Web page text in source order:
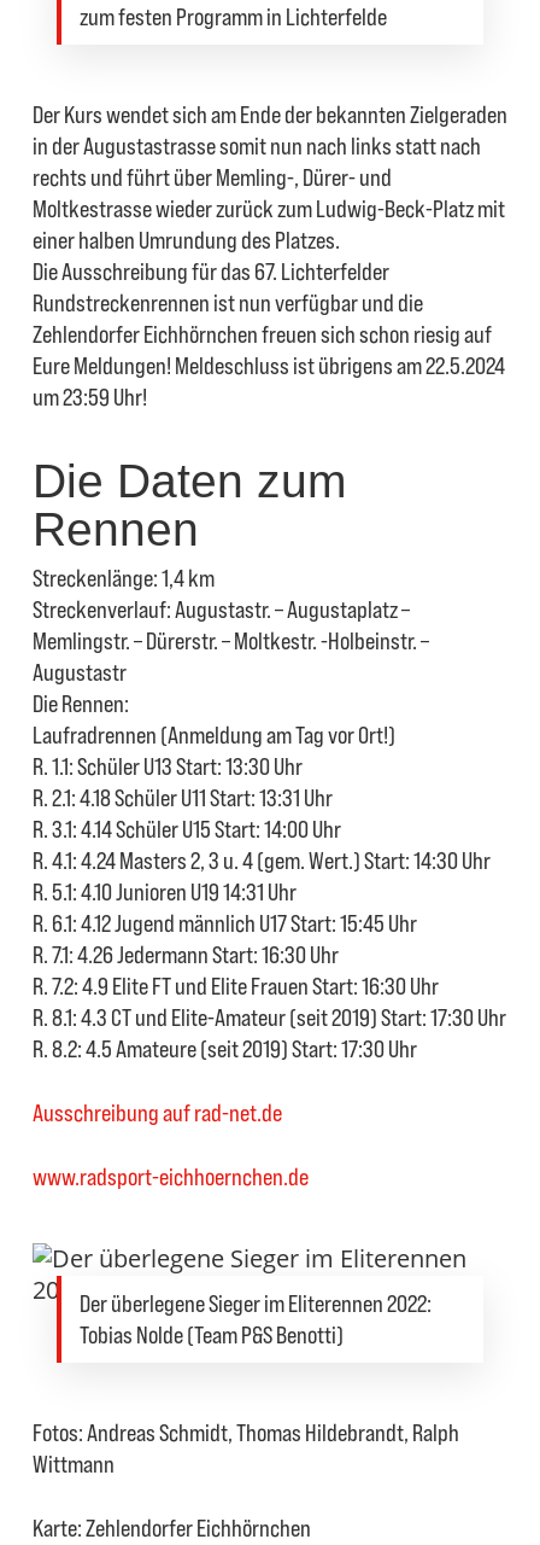
zum festen Programm in Lichterfelde
Der Kurs wendet sich am Ende der bekannten Zielgeraden
in der Augustastrasse somit nun nach links statt nach
rechts und führt über Memling-, Dürer- und
Moltkestrasse wieder zurück zum Ludwig-Beck-Platz mit
einer halben Umrundung des Platzes.
Die Ausschreibung für das 67. Lichterfelder
Rundstreckenrennen ist nun verfügbar und die
Zehlendorfer Eichhörnchen freuen sich schon riesig auf
Eure Meldungen! Meldeschluss ist übrigens am 22.5.2024
um 23:59 Uhr!
Die Daten zum
Rennen
Streckenlänge: 1,4 km
Streckenverlauf: Augustastr. – Augustaplatz –
Memlingstr. – Dürerstr. – Moltkestr. -Holbeinstr. –
Augustastr
Die Rennen:
Laufradrennen (Anmeldung am Tag vor Ort!)
R. 1.1: Schüler U13 Start: 13:30 Uhr
R. 2.1: 4.18 Schüler U11 Start: 13:31 Uhr
R. 3.1: 4.14 Schüler U15 Start: 14:00 Uhr
R. 4.1: 4.24 Masters 2, 3 u. 4 (gem. Wert.) Start: 14:30 Uhr
R. 5.1: 4.10 Junioren U19 14:31 Uhr
R. 6.1: 4.12 Jugend männlich U17 Start: 15:45 Uhr
R. 7.1: 4.26 Jedermann Start: 16:30 Uhr
R. 7.2: 4.9 Elite FT und Elite Frauen Start: 16:30 Uhr
R. 8.1: 4.3 CT und Elite-Amateur (seit 2019) Start: 17:30 Uhr
R. 8.2: 4.5 Amateure (seit 2019) Start: 17:30 Uhr
Ausschreibung auf rad-net.de
www.radsport-eichhoernchen.de
Der überlegene Sieger im Eliterennen 2022:
Tobias Nolde (Team P&S Benotti)
Fotos: Andreas Schmidt, Thomas Hildebrandt, Ralph
Wittmann
Karte: Zehlendorfer Eichhörnchen